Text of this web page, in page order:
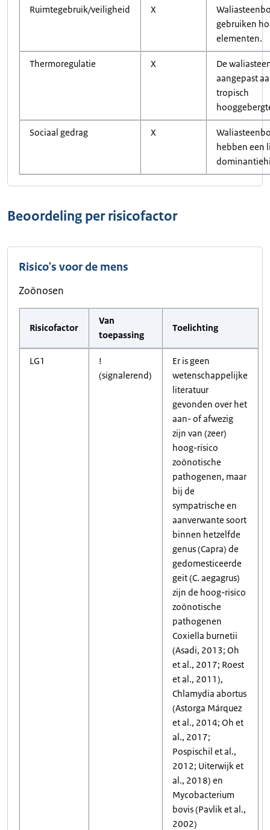
Ruimtegebruik/veiligheid X
gebruiken
elementen.
Thermoregulatie X
De
aangepast
tropisch
Sociaal gedrag X
hebben een
Beoordeling per risicofactor
Risico's voor de mens
Zoönosen
Risicofactor
Van
toepassing
Toelichting
LG1
!
(signalerend)
Er is geen
wetenschappelijke
literatuur
gevonden over het
aan- of afwezig
zijn van (zeer)
hoog-risico
zoönotische
pathogenen, maar
bij de
sympatrische en
aanverwante soort
binnen hetzelfde
genus (Capra) de
gedomesticeerde
geit (C. aegagrus)
zijn de hoog-risico
zoönotische
pathogenen
Coxiella burnetii
(Asadi, 2013; Oh
et al., 2017; Roest
et al., 2011),
Chlamydia abortus
(Astorga Márquez
et al., 2014; Oh et
al., 2017;
Pospischil et al.,
2012; Uiterwijk et
al., 2018) en
Mycobacterium
bovis (Pavlik et al.,
2002)